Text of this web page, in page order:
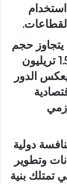
حجم
سوق الذكاء الاصطناعي عالمياً 1.5 تريليون
الدور
دولية
وتطوير
تمتلك بنية